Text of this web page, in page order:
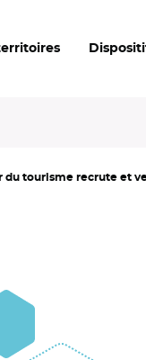
du tourisme recrute et